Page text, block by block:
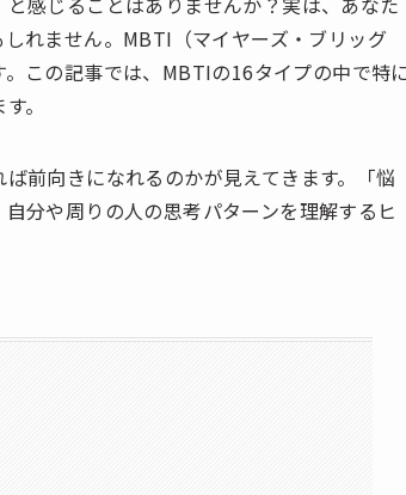
れません。MBTI（マイヤーズ・ブリッグ
この記事では、MBTIの16タイプの中で特
。
前向きになれるのかが見えてきます。「悩
分や周りの人の思考パターンを理解するヒ